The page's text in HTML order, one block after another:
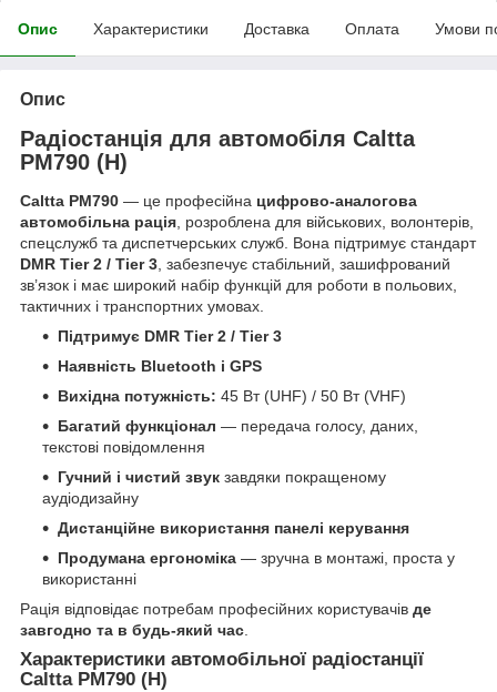
Опис Характеристики Доставка Оплата Умови
Опис
Радіостанція для автомобіля Caltta
PM790 (H)
Caltta PM790 — це професійна цифрово-аналогова
автомобільна рація, розроблена для військових, волонтерів,
спецслужб та диспетчерських служб. Вона підтримує стандарт
DMR Tier 2 / Tier 3, забезпечує стабільний, зашифрований
зв’язок і має широкий набір функцій для роботи в польових,
тактичних і транспортних умовах.
Підтримує DMR Tier 2 / Tier 3
Наявність Bluetooth і GPS
Вихідна потужність: 45 Вт (UHF) / 50 Вт (VHF)
Багатий функціонал — передача голосу, даних,
текстові повідомлення
Гучний і чистий звук завдяки покращеному
аудіодизайну
Дистанційне використання панелі керування
Продумана ергономіка — зручна в монтажі, проста у
використанні
Рація відповідає потребам професійних користувачів де
завгодно та в будь-який час.
Характеристики автомобільної радіостанції
Caltta PM790 (H)